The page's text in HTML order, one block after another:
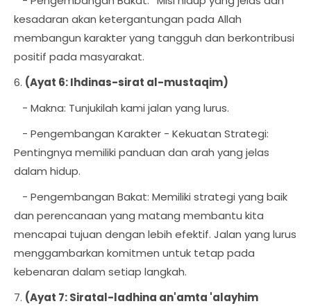
kesadaran akan ketergantungan pada Allah
membangun karakter yang tangguh dan berkontribusi
positif pada masyarakat.
6. (Ayat 6: Ihdinas-sirat al-mustaqim)
- Makna: Tunjukilah kami jalan yang lurus.
- Pengembangan Karakter - Kekuatan Strategi:
Pentingnya memiliki panduan dan arah yang jelas
dalam hidup.
- Pengembangan Bakat: Memiliki strategi yang baik
dan perencanaan yang matang membantu kita
mencapai tujuan dengan lebih efektif. Jalan yang lurus
menggambarkan komitmen untuk tetap pada
kebenaran dalam setiap langkah.
7. (Ayat 7: Siratal-ladhina an'amta 'alayhim